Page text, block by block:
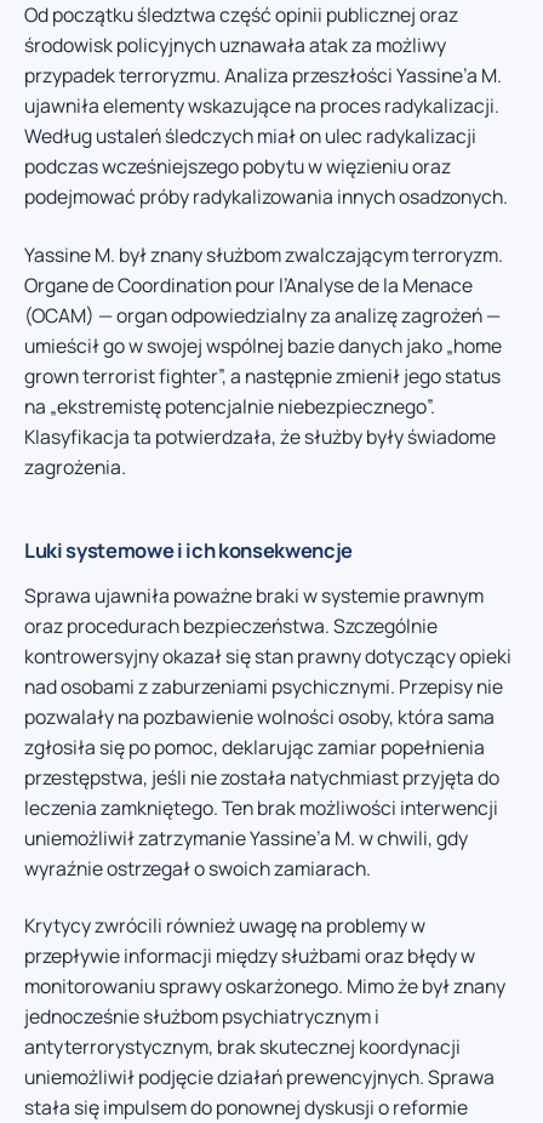
Od początku śledztwa część opinii publicznej oraz
środowisk policyjnych uznawała atak za możliwy
przypadek terroryzmu. Analiza przeszłości Yassine’a M.
ujawniła elementy wskazujące na proces radykalizacji.
Według ustaleń śledczych miał on ulec radykalizacji
podczas wcześniejszego pobytu w więzieniu oraz
podejmować próby radykalizowania innych osadzonych.
Yassine M. był znany służbom zwalczającym terroryzm.
Organe de Coordination pour l’Analyse de la Menace
(OCAM) — organ odpowiedzialny za analizę zagrożeń —
umieścił go w swojej wspólnej bazie danych jako „home
grown terrorist fighter”, a następnie zmienił jego status
na „ekstremistę potencjalnie niebezpiecznego”.
Klasyfikacja ta potwierdzała, że służby były świadome
zagrożenia.
Luki systemowe i ich konsekwencje
Sprawa ujawniła poważne braki w systemie prawnym
oraz procedurach bezpieczeństwa. Szczególnie
kontrowersyjny okazał się stan prawny dotyczący opieki
nad osobami z zaburzeniami psychicznymi. Przepisy nie
pozwalały na pozbawienie wolności osoby, która sama
zgłosiła się po pomoc, deklarując zamiar popełnienia
przestępstwa, jeśli nie została natychmiast przyjęta do
leczenia zamkniętego. Ten brak możliwości interwencji
uniemożliwił zatrzymanie Yassine’a M. w chwili, gdy
wyraźnie ostrzegał o swoich zamiarach.
Krytycy zwrócili również uwagę na problemy w
przepływie informacji między służbami oraz błędy w
monitorowaniu sprawy oskarżonego. Mimo że był znany
jednocześnie służbom psychiatrycznym i
antyterrorystycznym, brak skutecznej koordynacji
uniemożliwił podjęcie działań prewencyjnych. Sprawa
stała się impulsem do ponownej dyskusji o reformie